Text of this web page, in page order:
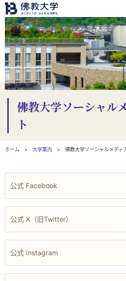
佛教大学ソーシャル
ト
ホーム 大学案内 佛教大学ソーシャルメディ
公式 Facebook
公式 X（旧Twitter）
公式 Instagram